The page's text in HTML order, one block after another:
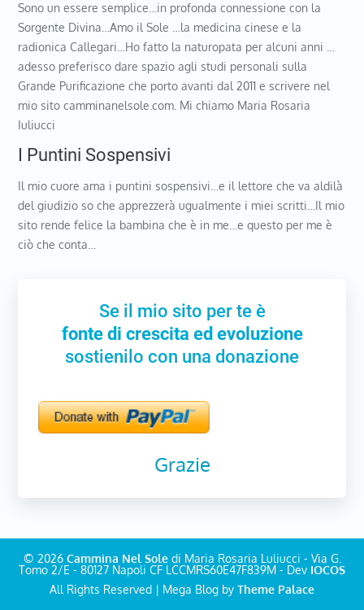
Sono un essere semplice…in profonda connessione con la
Sorgente Divina…Amo il Sole …la medicina cinese e la
radionica Callegari…Ho fatto la naturopata per alcuni anni …
adesso preferisco dare spazio agli studi personali sulla
Grande Purificazione che porto avanti dal 2011 e scrivere nel
mio sito camminanelsole.com. Mi chiamo Maria Rosaria
Iuliucci
I Puntini Sospensivi
Il mio cuore ama i puntini sospensivi…e il lettore che va aldilà
del giudizio so che apprezzerà ugualmente i miei scritti…Il mio
sito rende felice la bambina che è in me…e questo per me è
ciò che conta…
Se il mio sito per te è
fonte di crescita ed evoluzione
sostienilo con una donazione
Grazie
© 2026 Cammina Nel Soledi Maria Rosaria Luliucci - Via G.
Tomo 2/E - 80127 Napoli CF LCCMRS60E47F839M - Dev IOCOS
All Rights Reserved | Mega Blog by Theme Palace